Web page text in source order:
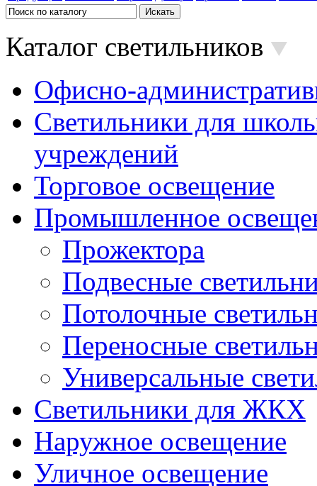
Каталог светильников
Офисно-
Светильники для
учреждений
Торговое освещение
Промышленное
Прожектора
Подвесные
Потолочные
Переносные
Универсальные
Светильники для ЖКХ
Наружное освещение
Уличное освещение